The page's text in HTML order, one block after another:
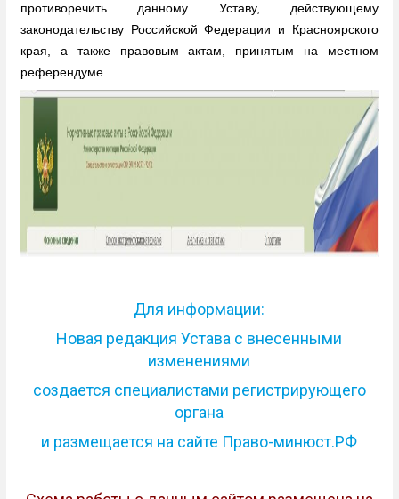
противоречить данному Уставу, действующему
законодательству Российской Федерации и Красноярского
края, а также правовым актам, принятым на местном
референдуме.
Для информации:
Новая редакция Устава с внесенными
изменениями
создается специалистами регистрирующего
органа
и размещается на сайте Право-минюст.РФ